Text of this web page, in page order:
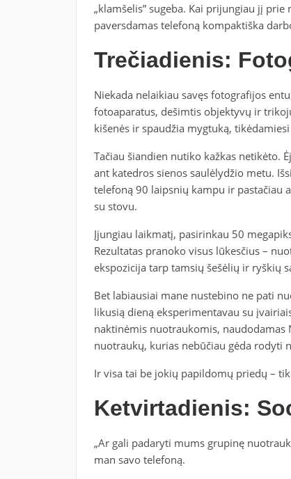
„klamšelis” sugeba. Kai prijungiau jį
paversdamas telefoną kompaktiška
Trečiadienis:
Niekada nelaikiau savęs fotografijos
fotoaparatus, dešimtis objektyvų ir
kišenės ir spaudžia mygtuką,
Tačiau šiandien nutiko kažkas netikėto.
ant katedros sienos saulėlydžio metu.
telefoną 90 laipsnių kampu ir pastačiau
su stovu.
Įjungiau laikmatį, pasirinkau 50
Rezultatas pranoko visus lūkesčius –
ekspozicija tarp tamsių šešėlių ir ryškių
Bet labiausiai mane nustebino ne pati
likusią dieną eksperimentavau su
naktinėmis nuotraukomis, naudodamas
nuotraukų, kurias nebūčiau gėda rodyti
Ir visa tai be jokių papildomų priedų –
Ketvirtadienis:
„Ar gali padaryti mums grupinę
man savo telefoną.